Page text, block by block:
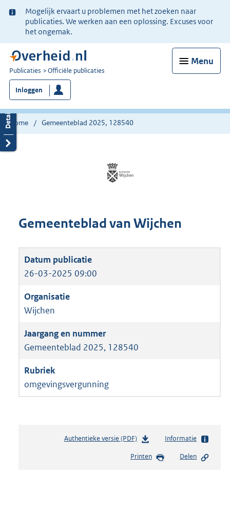
Ter
informatie:
Mogelijk ervaart u problemen met het zoeken naar
publicaties. We werken aan een oplossing. Excuses voor
het ongemak.
Menu
U
bent
nu
hier:
Publicaties Officiële publicaties
Inloggen
Home Gemeenteblad 2025, 128540
Gemeenteblad van Wijchen
26-03-2025 09:00
Wijchen
Gemeenteblad 2025, 128540
omgevingsvergunning
Authentieke versie (PDF)b
s
Informatie
Printen Delen